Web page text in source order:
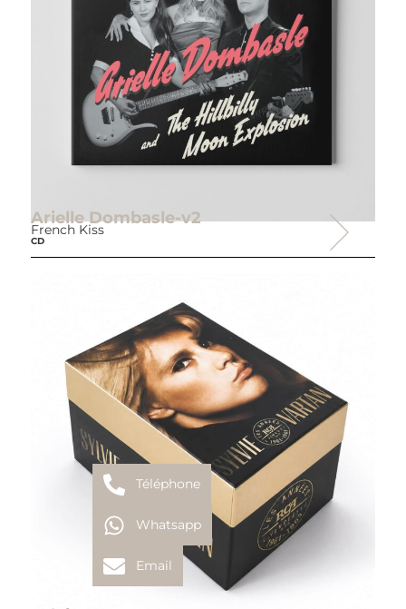
Arielle Dombasle-v2
French Kiss
CD
Téléphone
Whatsapp
Email